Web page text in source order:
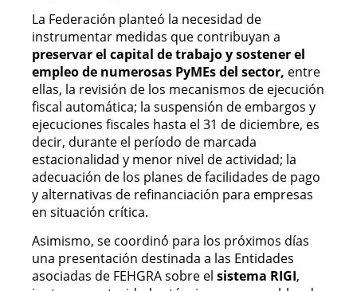
La Federación planteó la necesidad de
instrumentar medidas que contribuyan a
preservar el capital de trabajo y sostener el
empleo de numerosas PyMEs del sector, entre
ellas, la revisión de los mecanismos de ejecución
fiscal automática; la suspensión de embargos y
ejecuciones fiscales hasta el 31 de diciembre, es
decir, durante el período de marcada
estacionalidad y menor nivel de actividad; la
adecuación de los planes de facilidades de pago
y alternativas de refinanciación para empresas
en situación crítica.
Asimismo, se coordinó para los próximos días
una presentación destinada a las Entidades
asociadas de FEHGRA sobre el sistema RIGI,